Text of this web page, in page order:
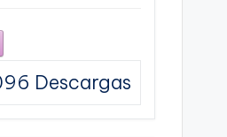
Descargas